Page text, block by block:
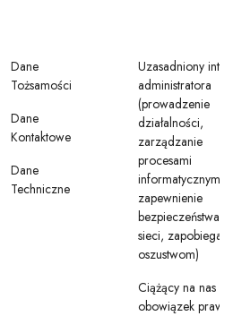
Dane
Tożsamości
Dane
Kontaktowe
Dane
Techniczne
Uzasadniony
administratora
(prowadzenie
działalności,
zarządzanie
procesami
informatycznymi,
zapewnienie
bezpieczeństwa
sieci,
oszustwom)
Ciążący na nas
obowiązek